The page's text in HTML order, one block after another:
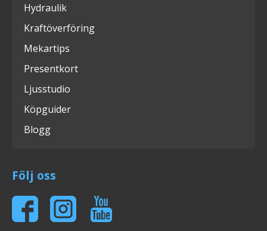
Hydraulik
Kraftöverföring
Mekartips
Presentkort
Ljusstudio
Köpguider
Blogg
Följ oss